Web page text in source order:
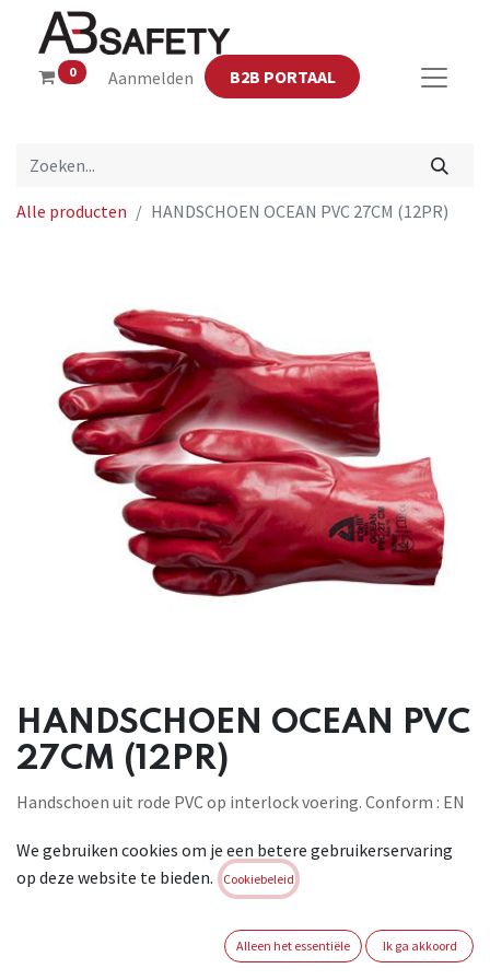
0 Aanmelden B2B PORTAAL
Alle producten HANDSCHOEN OCEAN PVC 27CM (12PR)
HANDSCHOEN OCEAN PVC
27CM (12PR)
Handschoen uit rode PVC op interlock voering. Conform : EN
Brand:
Login of registreer om verder te
We gebruiken cookies om je een betere gebruikerservaring
op deze website te bieden.
Cookiebeleid
Alleen het essentiële Ik ga akkoord